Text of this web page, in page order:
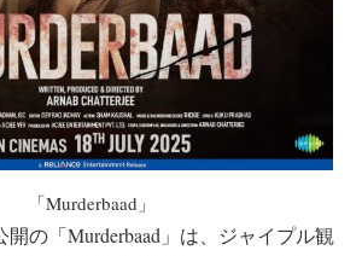
「Murderbaad」
の「Murderbaad」は、ジャイプル観